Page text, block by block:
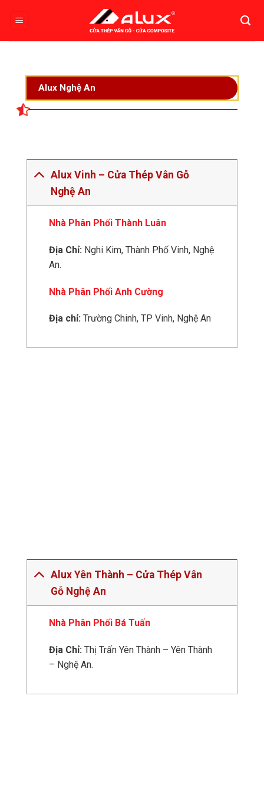
Alux Nghệ An
Alux Vinh – Cửa Thép Vân Gỗ
Nghệ An
Nhà Phân Phối Thành Luân
Địa Chỉ: Nghi Kim, Thành Phố Vinh, Nghệ
An.
Nhà Phân Phối Anh Cường
Địa chỉ: Trường Chinh, TP Vinh, Nghệ An
Alux Yên Thành – Cửa Thép Vân
Gỗ Nghệ An
Nhà Phân Phối Bá Tuấn
Địa Chỉ: Thị Trấn Yên Thành – Yên Thành
– Nghệ An.